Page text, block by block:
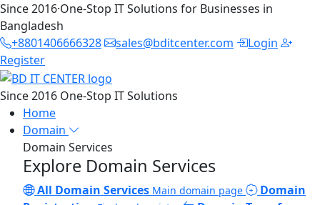
Since 2016·One-Stop IT Solutions for Businesses in
Bangladesh
+8801406666328
sales@bditcenter.com
Login
Register
Since 2016 One-Stop IT Solutions
Home
Domain
Domain Services
Explore Domain Services
All Domain Services Main domain page
Domain